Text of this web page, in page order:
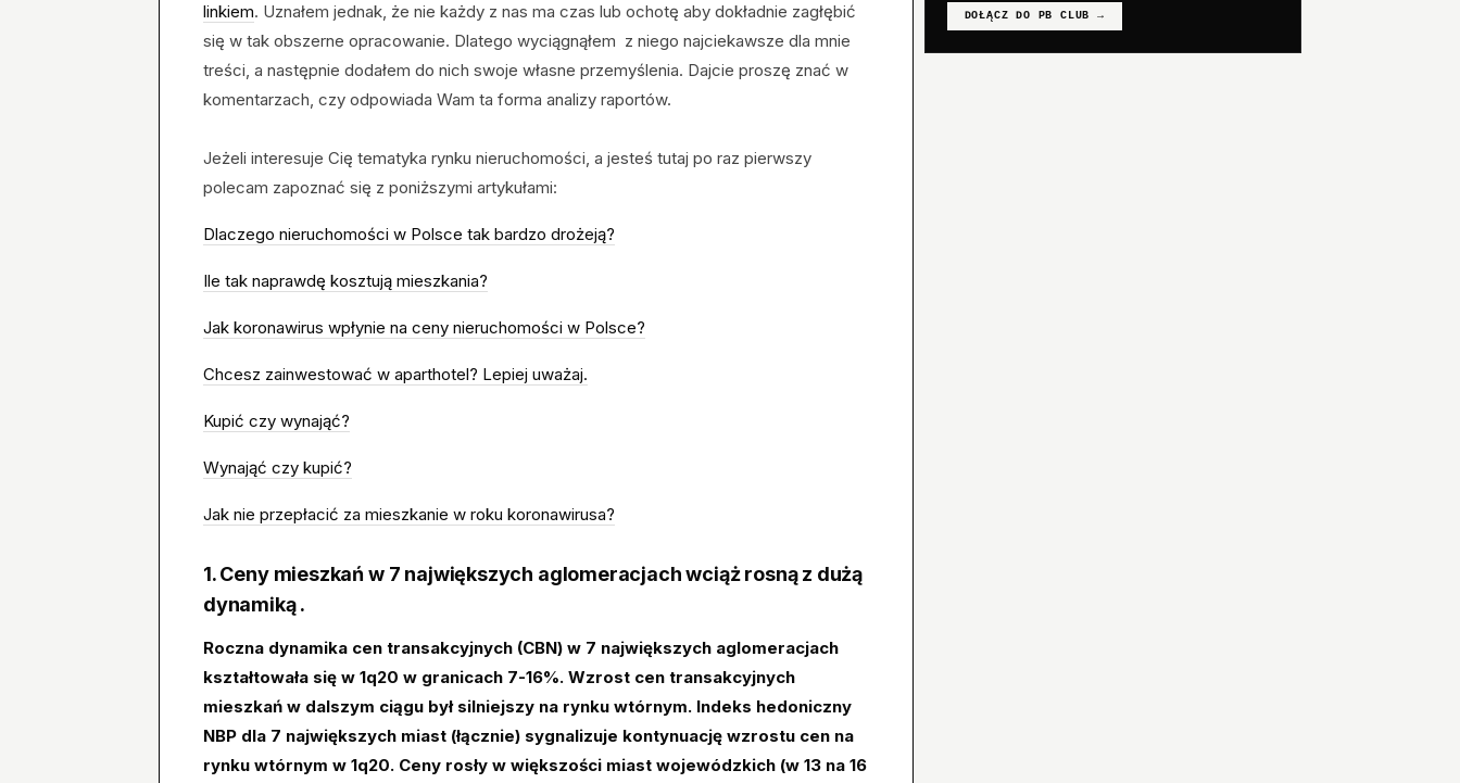
linkiem. Uznałem jednak, że nie każdy z nas ma czas lub ochotę aby dokładnie zagłębić
się w tak obszerne opracowanie. Dlatego wyciągnąłem z niego najciekawsze dla mnie
treści, a następnie dodałem do nich swoje własne przemyślenia. Dajcie proszę znać w
komentarzach, czy odpowiada Wam ta forma analizy raportów.
Jeżeli interesuje Cię tematyka rynku nieruchomości, a jesteś tutaj po raz pierwszy
polecam zapoznać się z poniższymi artykułami:
Dlaczego nieruchomości w Polsce tak bardzo drożeją?
Ile tak naprawdę kosztują mieszkania?
Jak koronawirus wpłynie na ceny nieruchomości w Polsce?
Chcesz zainwestować w aparthotel? Lepiej uważaj.
Kupić czy wynająć?
Wynająć czy kupić?
Jak nie przepłacić za mieszkanie w roku koronawirusa?
1.Ceny mieszkań w 7 największych aglomeracjach wciąż rosną z dużą
dynamiką .
Roczna dynamika cen transakcyjnych (CBN) w 7 największych aglomeracjach
kształtowała się w 1q20 w granicach 7-16%. Wzrost cen transakcyjnych
mieszkań w dalszym ciągu był silniejszy na rynku wtórnym. Indeks hedoniczny
NBP dla 7 największych miast (łącznie) sygnalizuje kontynuację wzrostu cen na
rynku wtórnym w 1q20. Ceny rosły w większości miast wojewódzkich (w 13 na 16
DOŁĄCZ DO PB CLUB →